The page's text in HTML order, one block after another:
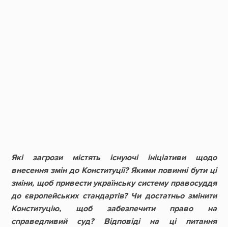
Які загрози містять існуючі ініціативи щодо
внесення змін до Конституції? Якими повинні бути ці
зміни, щоб привести українську систему правосуддя
до європейських стандартів? Чи достатньо змінити
Конституцію, щоб забезпечити право на
справедливий суд? Відповіді на ці питання